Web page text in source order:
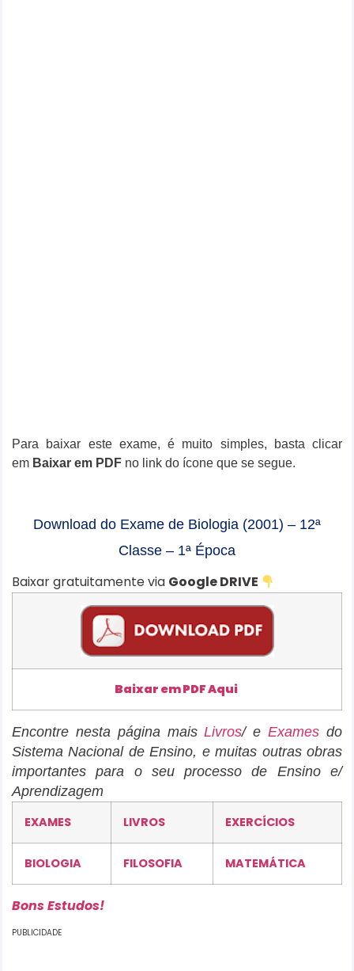
Para baixar este exame, é muito simples, basta clicar
em Baixar em PDF no link do ícone que se segue.
Download do Exame de Biologia (2001) – 12ª
Classe – 1ª Época
Baixar gratuitamente via Google DRIVE
Baixar em PDF Aqui
Encontre nesta página maisLivros/ eExames do
Sistema Nacional de Ensino, e muitas outras obras
importantes para o seu processo de Ensino e/
Aprendizagem
EXAMES
LIVROS EXERCÍCIOS
BIOLOGIA FILOSOFIA MATEMÁTICA
Bons Estudos!
PUBLICIDADE